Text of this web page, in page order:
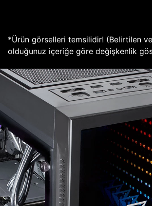
*Ürün görselleri temsilidir! (Belirtilen
olduğunuz içeriğe göre değişkenlik